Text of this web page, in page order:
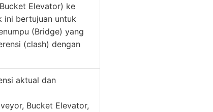
Elevator) ke
ini bertujuan untuk
(Bridge) yang
(clash) dengan
aktual dan
Bucket Elevator,